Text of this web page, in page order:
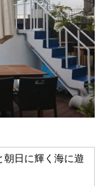
朝日に輝く海に遊